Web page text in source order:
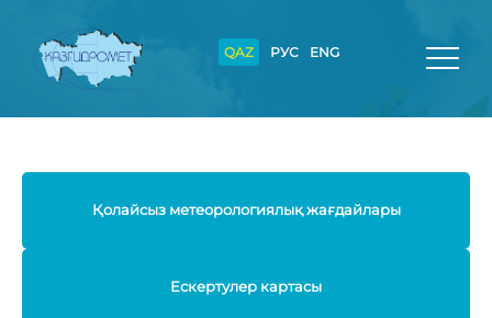
QAZ РУС ENG
Қолайсыз метеорологиялық жағдайлары
Ескертулер картасы